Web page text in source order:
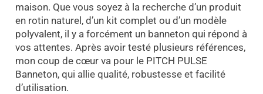
maison. Que vous soyez à la recherche d’un produit
en rotin naturel, d’un kit complet ou d’un modèle
polyvalent, il y a forcément un banneton qui répond à
vos attentes. Après avoir testé plusieurs références,
mon coup de cœur va pour le PITCH PULSE
Banneton, qui allie qualité, robustesse et facilité
d’utilisation.